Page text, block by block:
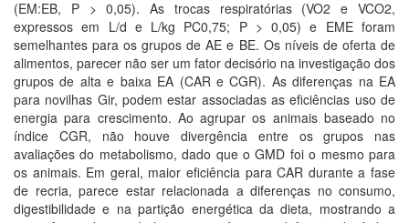
(EM:EB, P > 0,05). As trocas respiratórias (VO2 e VCO2,
expressos em L/d e L/kg PC0,75; P > 0,05) e EME foram
semelhantes para os grupos de AE e BE. Os níveis de oferta de
alimentos, parecer não ser um fator decisório na investigação dos
grupos de alta e baixa EA (CAR e CGR). As diferenças na EA
para novilhas Gir, podem estar associadas as eficiências uso de
energia para crescimento. Ao agrupar os animais baseado no
índice CGR, não houve divergência entre os grupos nas
avaliações do metabolismo, dado que o GMD foi o mesmo para
os animais. Em geral, maior eficiência para CAR durante a fase
de recria, parece estar relacionada a diferenças no consumo,
digestibilidade e na partição energética da dieta, mostrando a